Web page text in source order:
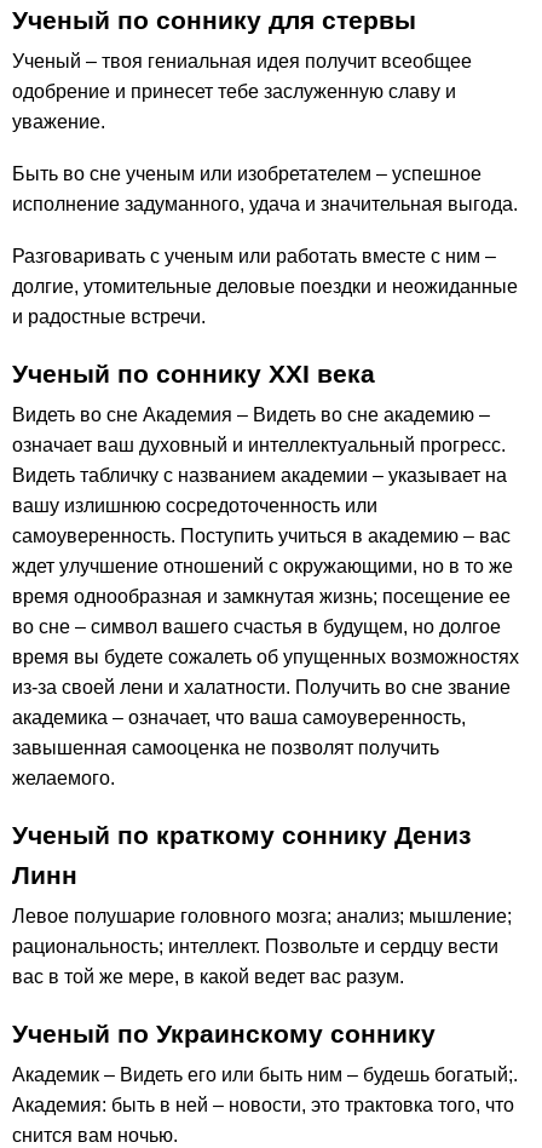
Ученый по соннику для стервы
Ученый – твоя гениальная идея получит всеобщее
одобрение и принесет тебе заслуженную славу и
уважение.
Быть во сне ученым или изобретателем – успешное
исполнение задуманного, удача и значительная выгода.
Разговаривать с ученым или работать вместе с ним –
долгие, утомительные деловые поездки и неожиданные
и радостные встречи.
Ученый по соннику ХХІ века
Видеть во сне Академия – Видеть во сне академию –
означает ваш духовный и интеллектуальный прогресс.
Видеть табличку с названием академии – указывает на
вашу излишнюю сосредоточенность или
самоуверенность. Поступить учиться в академию – вас
ждет улучшение отношений с окружающими, но в то же
время однообразная и замкнутая жизнь; посещение ее
во сне – символ вашего счастья в будущем, но долгое
время вы будете сожалеть об упущенных возможностях
из-за своей лени и халатности. Получить во сне звание
академика – означает, что ваша самоуверенность,
завышенная самооценка не позволят получить
желаемого.
Ученый по краткому соннику Дениз
Линн
Левое полушарие головного мозга; анализ; мышление;
рациональность; интеллект. Позвольте и сердцу вести
вас в той же мере, в какой ведет вас разум.
Ученый по Украинскому соннику
Академик – Видеть его или быть ним – будешь богатый;.
Академия: быть в ней – новости, это трактовка того, что
снится вам ночью.